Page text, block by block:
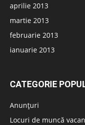
aprilie 2013
martie 2013
februarie 2013
ianuarie 2013
CATEGORIE
Anunțuri
Locuri de muncă